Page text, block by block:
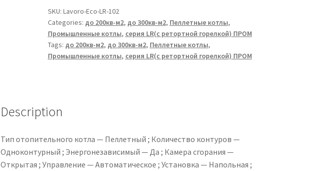
SKU: Lavoro-Eco-LR-102
Categories: до 200кв-м2, до 300кв-м2, Пеллетные котлы,
Промышленные котлы, серия LR(с ретортной горелкой) ПРОМ
Tags: до 200кв-м2, до 300кв-м2, Пеллетные котлы,
Промышленные котлы, серия LR(с ретортной горелкой) ПРОМ
Description
Тип отопительного котла — Пеллетный ; Количество контуров —
Одноконтурный ; Энергонезависимый — Да ; Камера сгорания —
Открытая ; Управление — Автоматическое ; Установка — Напольная ;